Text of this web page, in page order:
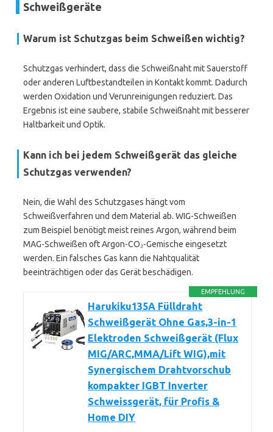
Schweißgeräte
Warum ist Schutzgas beim Schweißen wichtig?
Schutzgas verhindert, dass die Schweißnaht mit Sauerstoff
oder anderen Luftbestandteilen in Kontakt kommt. Dadurch
werden Oxidation und Verunreinigungen reduziert. Das
Ergebnis ist eine saubere, stabile Schweißnaht mit besserer
Haltbarkeit und Optik.
Kann ich bei jedem Schweißgerät das gleiche
Schutzgas verwenden?
Nein, die Wahl des Schutzgases hängt vom
Schweißverfahren und dem Material ab. WIG-Schweißen
zum Beispiel benötigt meist reines Argon, während beim
MAG-Schweißen oft Argon-CO₂-Gemische eingesetzt
werden. Ein falsches Gas kann die Nahtqualität
beeinträchtigen oder das Gerät beschädigen.
EMPFEHLUNG
Harukiku135A Fülldraht
Schweißgerät Ohne Gas,3-in-1
Elektroden Schweißgerät (Flux
MIG/ARC,MMA/Lift WIG),mit
Synergischem Drahtvorschub
kompakter IGBT Inverter
Schweissgerät, für Profis &
Home DIY